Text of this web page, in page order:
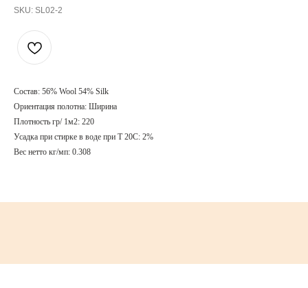
SKU: SL02-2
Состав: 56% Wool 54% Silk
Ориентация полотна: Ширина
Плотность гр/ 1м2: 220
Усадка при стирке в воде при T 20С: 2%
Вес нетто кг/мп: 0.308